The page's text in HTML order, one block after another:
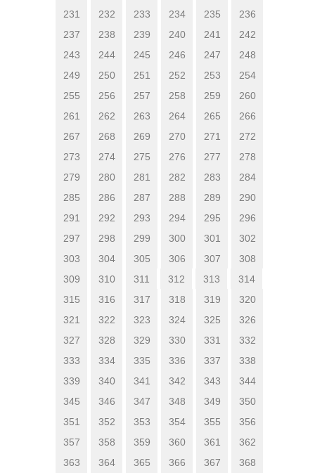
231
232 233 234 235
236
237
238 239 240 241
242
243
244 245 246 247
248
249
250 251 252 253
254
255
256 257 258 259
260
261
262 263 264 265
266
267
268 269 270 271
272
273
274 275 276 277
278
279
280 281 282 283
284
285
286 287 288 289
290
291
292 293 294 295
296
297
298 299 300 301
302
303
304 305 306 307
308
309
310 311 312 313
314
315
316 317 318 319
320
321
322 323 324 325
326
327
328 329 330 331
332
333
334 335 336 337
338
339
340 341 342 343
344
345
346 347 348 349
350
351
352 353 354 355
356
357
358 359 360 361
362
363
364 365 366 367 368